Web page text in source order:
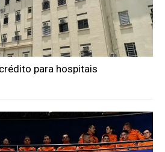
para hospitais